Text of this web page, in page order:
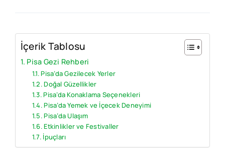
İçerik Tablosu
Pisa Gezi Rehberi
Pisa’da Gezilecek Yerler
Doğal Güzellikler
Pisa’da Konaklama Seçenekleri
Pisa’da Yemek ve İçecek Deneyimi
Pisa’da Ulaşım
Etkinlikler ve Festivaller
İpuçları